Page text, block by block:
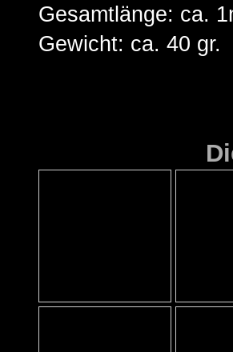
Gesamtlänge: ca.
Gewicht: ca. 40 gr.